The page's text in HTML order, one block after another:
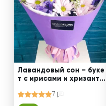
Лавандовый сон – буке
т с ирисами и хризанте
7